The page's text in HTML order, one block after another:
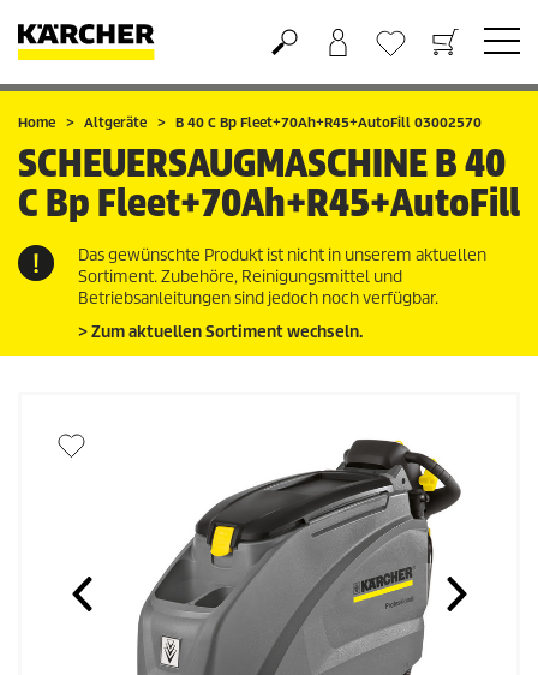
Warenkorb
Wunschliste
Home Altgeräte B 40 C Bp Fleet+70Ah+R45+AutoFill 03002570
SCHEUERSAUGMASCHINEB 40
C Bp Fleet+70Ah+R45+AutoFill
Das gewünschte Produkt ist nicht in unserem aktuellen
Sortiment. Zubehöre, Reinigungsmittel und
Betriebsanleitungen sind jedoch noch verfügbar.
> Zum aktuellen Sortiment wechseln.